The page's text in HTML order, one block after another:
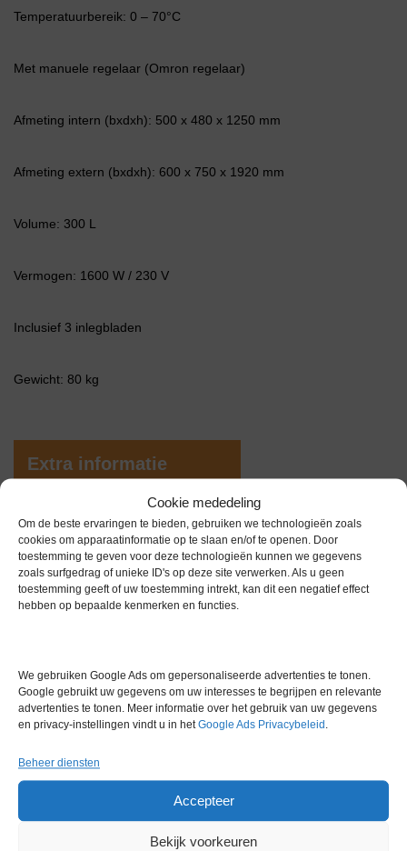
Cookie mededeling
Om de beste ervaringen te bieden, gebruiken we technologieën zoals
cookies om apparaatinformatie op te slaan en/of te openen. Door
toestemming te geven voor deze technologieën kunnen we gegevens
zoals surfgedrag of unieke ID's op deze site verwerken. Als u geen
toestemming geeft of uw toestemming intrekt, kan dit een negatief effect
hebben op bepaalde kenmerken en functies.
We gebruiken Google Ads om gepersonaliseerde advertenties te tonen.
Google gebruikt uw gegevens om uw interesses te begrijpen en relevante
advertenties te tonen. Meer informatie over het gebruik van uw gegevens
en privacy-instellingen vindt u in hetGoogle Ads Privacybeleid .
Beheer diensten
Accepteer
Bekijk voorkeuren
Temperatuurbereik: 0 – 70°C
Met manuele regelaar (Omron regelaar)
Afmeting intern (bxdxh): 500 x 480 x 1250 mm
Afmeting extern (bxdxh): 600 x 750 x 1920 mm
Volume: 300 L
Vermogen: 1600 W / 230 V
Inclusief 3 inlegbladen
Gewicht: 80 kg
Extra informatie
Gewicht 0,0 kg
Garantie 0 maanden
Conditie Demo Exemplaar
Gerelateerde producten